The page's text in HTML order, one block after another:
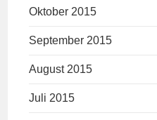
Oktober 2015
September 2015
August 2015
Juli 2015